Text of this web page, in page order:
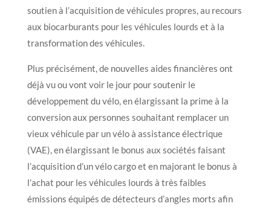
soutien à l’acquisition de véhicules propres, au recours
aux biocarburants pour les véhicules lourds et à la
transformation des véhicules.
Plus précisément, de nouvelles aides financières ont
déjà vu ou vont voir le jour pour soutenir le
développement du vélo, en élargissant la prime à la
conversion aux personnes souhaitant remplacer un
vieux véhicule par un vélo à assistance électrique
(VAE), en élargissant le bonus aux sociétés faisant
l’acquisition d’un vélo cargo et en majorant le bonus à
l’achat pour les véhicules lourds à très faibles
émissions équipés de détecteurs d’angles morts afin